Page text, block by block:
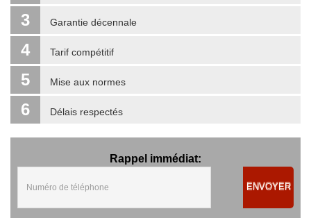
3 Garantie décennale
4 Tarif compétitif
5 Mise aux normes
6 Délais respectés
Rappel immédiat:
ENVOYER